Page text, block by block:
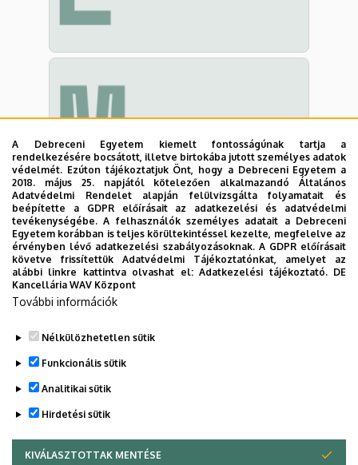
Magyar
Français
Last update: 2025. 11. 26. 10:38
A Debreceni Egyetem kiemelt fontosságúnak tartja a
rendelkezésére bocsátott, illetve birtokába jutott személyes adatok
védelmét. Ezúton tájékoztatjuk Önt, hogy a Debreceni Egyetem a
2018. május 25. napjától kötelezően alkalmazandó Általános
Adatvédelmi Rendelet alapján felülvizsgálta folyamatait és
beépítette a GDPR előírásait az adatkezelési és adatvédelmi
tevékenységébe. A felhasználók személyes adatait a Debreceni
Egyetem korábban is teljes körültekintéssel kezelte, megfelelve az
érvényben lévő adatkezelési szabályozásoknak. A GDPR előírásait
követve frissítettük Adatvédelmi Tájékoztatónkat, amelyet az
alábbi linkre kattintva olvashat el:Adatkezelési tájékoztató. DE
Kancellária WAV Központ
További információk
Nélkülözhetetlen sütik
Funkcionális sütik
Analitikai sütik
Hirdetési sütik
KIVÁLASZTOTTAK MENTÉSE
WITHDRAW CONSENT